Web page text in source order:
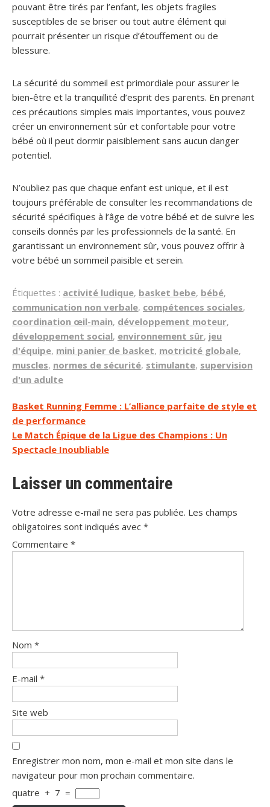
pouvant être tirés par l’enfant, les objets fragiles
susceptibles de se briser ou tout autre élément qui
pourrait présenter un risque d’étouffement ou de
blessure.
La sécurité du sommeil est primordiale pour assurer le
bien-être et la tranquillité d’esprit des parents. En prenant
ces précautions simples mais importantes, vous pouvez
créer un environnement sûr et confortable pour votre
bébé où il peut dormir paisiblement sans aucun danger
potentiel.
N’oubliez pas que chaque enfant est unique, et il est
toujours préférable de consulter les recommandations de
sécurité spécifiques à l’âge de votre bébé et de suivre les
conseils donnés par les professionnels de la santé. En
garantissant un environnement sûr, vous pouvez offrir à
votre bébé un sommeil paisible et serein.
Étiquettes : activité ludique, basket bebe, bébé,
communication non verbale, compétences sociales,
coordination œil-main, développement moteur,
développement social, environnement sûr, jeu
d'équipe, mini panier de basket, motricité globale,
muscles, normes de sécurité, stimulante, supervision
d'un adulte
Navigation
de
l’article
Basket Running Femme : L’alliance parfaite de style et
de performance
Le Match Épique de la Ligue des Champions : Un
Spectacle Inoubliable
Laisser un commentaire
Votre adresse e-mail ne sera pas publiée. Les champs
obligatoires sont indiqués avec *
Commentaire *
Nom *
E-mail *
Site web
Enregistrer mon nom, mon e-mail et mon site dans le
navigateur pour mon prochain commentaire.
quatre + 7 =